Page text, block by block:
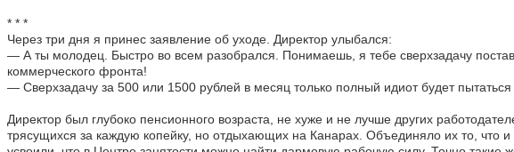
* * *
Через три дня я принес заявление об уходе. Директор улыбался:
— А ты молодец. Быстро во всем разобрался. Понимаешь, я тебе сверхзадачу
коммерческого фронта!
— Сверхзадачу за 500 или 1500 рублей в месяц только полный идиот будет
Директор был глубоко пенсионного возраста, не хуже и не лучше других
трясущихся за каждую копейку, но отдыхающих на Канарах. Объединяло их то, что и